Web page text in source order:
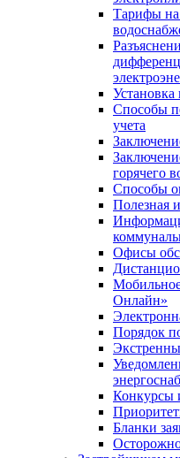
Тарифы на
Установка
Способы
учета
горячего
Способы
Полезная
Офисы
Онлайн»
Порядок
Конкурсы
Бланки